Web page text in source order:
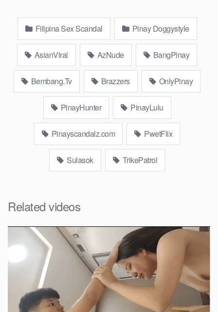
Filipina Sex Scandal Pinay Doggystyle
AsianViral AzNude BangPinay
Bembang.Tv Brazzers OnlyPinay
PinayHunter PinayLulu
Pinayscandalz.com PwetFlix
Sulasok TrikePatrol
Related videos